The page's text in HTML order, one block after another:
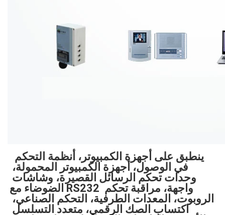
الضوضاء مع RS232 واجهة، مراقبة تحكم